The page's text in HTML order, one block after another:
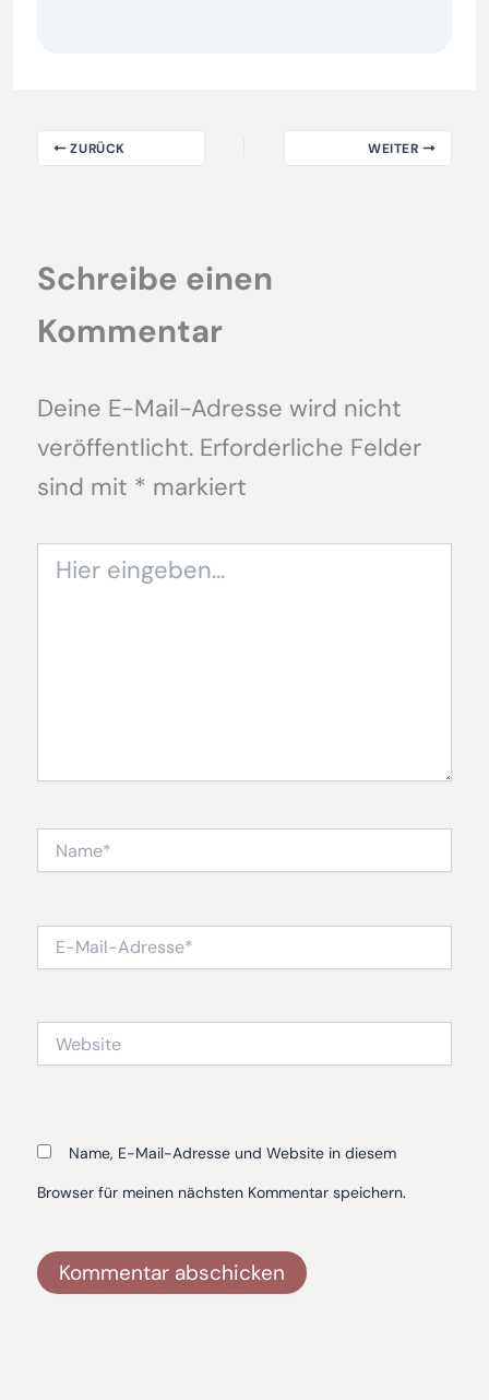
ZURÜCK WEITER
Schreibe einen
Kommentar
Deine E-Mail-Adresse wird nicht
veröffentlicht. Erforderliche Felder
sind mit * markiert
eingeben…
Mail-
Name, E-Mail-Adresse und Website in diesem
Browser für meinen nächsten Kommentar speichern.